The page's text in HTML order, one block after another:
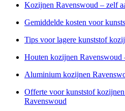
Kozijnen Ravenswoud – zelf
Gemiddelde kosten voor
Tips voor lagere kunststof
Houten kozijnen Ravenswoud
Aluminium kozijnen
Offerte voor kunststof
Ravenswoud